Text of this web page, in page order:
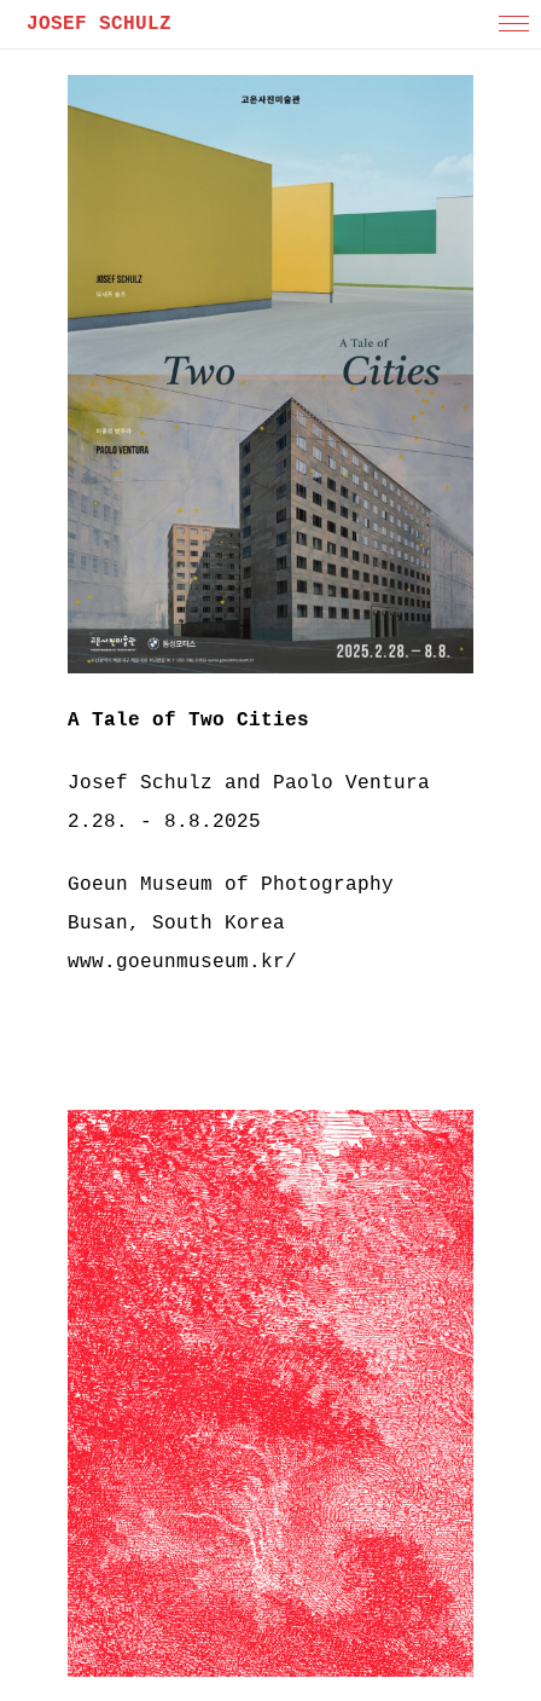
JOSEF SCHULZ
A Tale of Two Cities
Josef Schulz and Paolo Ventura
2.28. - 8.8.2025
Goeun Museum of Photography
Busan, South Korea
www.goeunmuseum.kr/